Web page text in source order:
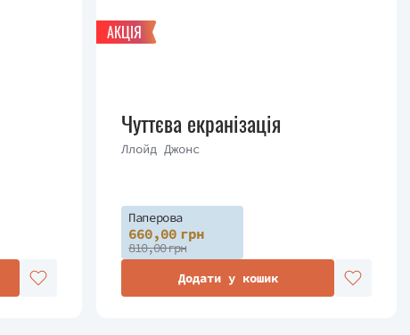
АКЦІЯ
Чуттєва екранізація
Ллойд Джонс
Паперова
660,00 грн
810,00 грн
Додати у кошик